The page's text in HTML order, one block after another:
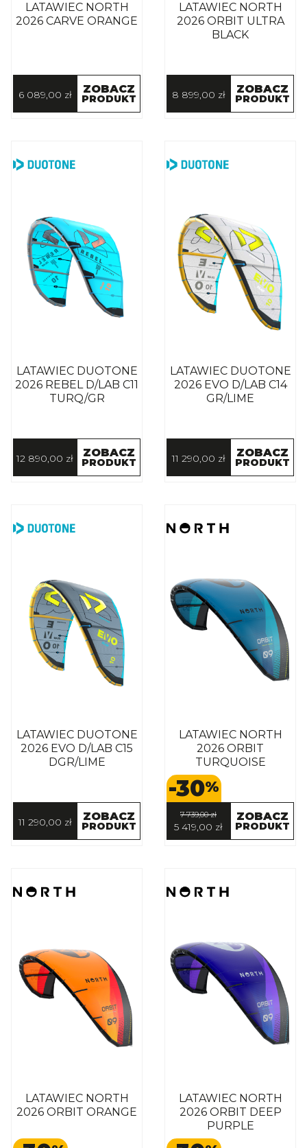
LATAWIEC NORTH
2026 CARVE ORANGE
6 089,00 zł ZOBACZ
PRODUKT
LATAWIEC NORTH
2026 ORBIT ULTRA
BLACK
8 899,00 zł ZOBACZ
PRODUKT
LATAWIEC DUOTONE
2026 REBEL D/LAB C11
TURQ/GR
12 890,00 zł ZOBACZ
PRODUKT
LATAWIEC DUOTONE
2026 EVO D/LAB C14
GR/LIME
11 290,00 zł ZOBACZ
PRODUKT
LATAWIEC DUOTONE
2026 EVO D/LAB C15
DGR/LIME
11 290,00 zł ZOBACZ
PRODUKT
LATAWIEC NORTH
2026 ORBIT
TURQUOISE
-30%
7 739,00 zł
5 419,00 zł
ZOBACZ
PRODUKT
LATAWIEC NORTH
2026 ORBIT ORANGE
LATAWIEC NORTH
2026 ORBIT DEEP
PURPLE